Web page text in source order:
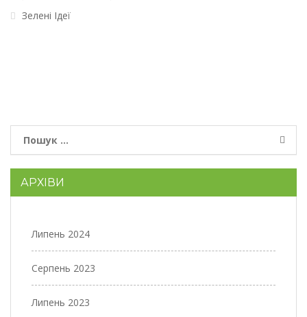
Зелені Ідеї
АРХІВИ
Липень 2024
Серпень 2023
Липень 2023